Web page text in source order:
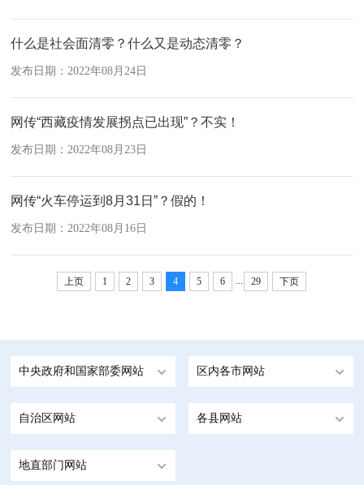
什么是社会面清零？什么又是动态清零？
发布日期：2022年08月24日
网传“西藏疫情发展拐点已出现”？不实！
发布日期：2022年08月23日
网传“火车停运到8月31日”？假的！
发布日期：2022年08月16日
上页 1 2 3 4 5 6 ... 29 下页
中央政府和国家部委网站 区内各市网站
自治区网站 各县网站
地直部门网站